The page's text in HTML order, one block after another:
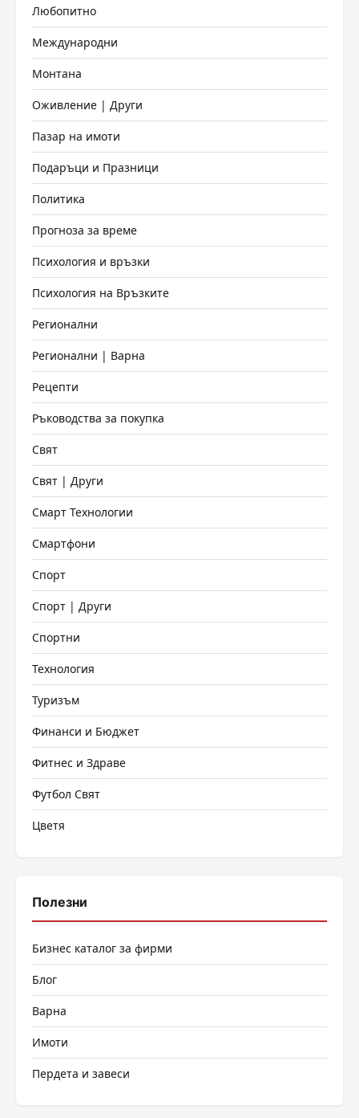
Любопитно
Международни
Монтана
Оживление | Други
Пазар на имоти
Подаръци и Празници
Политика
Прогноза за време
Психология и връзки
Психология на Връзките
Регионални
Регионални | Варна
Рецепти
Ръководства за покупка
Свят
Свят | Други
Смарт Технологии
Смартфони
Спорт
Спорт | Други
Спортни
Технология
Туризъм
Финанси и Бюджет
Фитнес и Здраве
Футбол Свят
Цветя
Полезни
Бизнес каталог за фирми
Блог
Варна
Имоти
Пердета и завеси